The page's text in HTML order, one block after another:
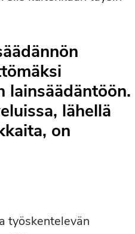
lainsäädäntöön.
lähellä
on
työskentelevän